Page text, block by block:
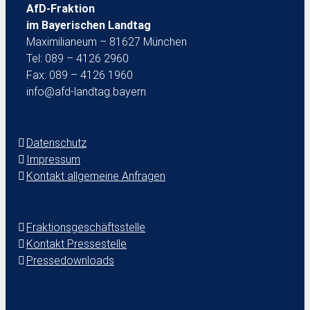
AfD-Fraktion
im Bayerischen Landtag
Maximilianeum – 81627 München
Tel: 089 – 4126 2960
Fax: 089 – 4126 1960
info@afd-landtag.bayern
Datenschutz
Impressum
Kontakt allgemeine Anfragen
Fraktionsgeschäftsstelle
Kontakt Pressestelle
Pressedownloads